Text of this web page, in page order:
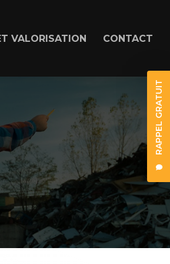
RAPPEL GRATUIT
VALORISATION CONTACT